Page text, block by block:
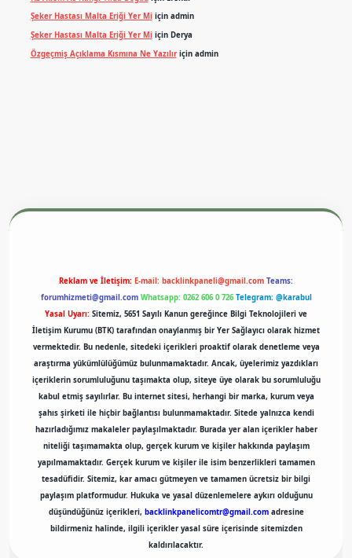
Şeker Hastası Malta Eriği Yer Miiçin admin
Şeker Hastası Malta Eriği Yer Miiçin Derya
Özgeçmiş Açıklama Kısmına Ne Yazılıriçin admin
Reklam ve İletişim: E-mail: backlinkpaneli@gmail.com Teams:
forumhizmeti@gmail.com Whatsapp: 0262 606 0 726 Telegram: @karabul
Yasal Uyarı: Sitemiz, 5651 Sayılı Kanun gereğince Bilgi Teknolojileri ve
İletişim Kurumu (BTK) tarafından onaylanmış bir Yer Sağlayıcı olarak hizmet
vermektedir. Bu nedenle, sitedeki içerikleri proaktif olarak denetleme veya
araştırma yükümlülüğümüz bulunmamaktadır. Ancak, üyelerimiz yazdıkları
içeriklerin sorumluluğunu taşımakta olup, siteye üye olarak bu sorumluluğu
kabul etmiş sayılırlar. Bu internet sitesi, herhangi bir marka, kurum veya
şahıs şirketi ile hiçbir bağlantısı bulunmamaktadır. Sitede yalnızca kendi
hazırladığımız makaleler paylaşılmaktadır. Burada yer alan içerikler haber
niteliği taşımamakta olup, gerçek kurum ve kişiler hakkında paylaşım
yapılmamaktadır. Gerçek kurum ve kişiler ile isim benzerlikleri tamamen
tesadüfidir. Sitemiz, kar amacı gütmeyen ve tamamen ücretsiz bir bilgi
paylaşım platformudur. Hukuka ve yasal düzenlemelere aykırı olduğunu
düşündüğünüz içerikleri, backlinkpanelicomtr@gmail.comadresine
bildirmeniz halinde, ilgili içerikler yasal süre içerisinde sitemizden
kaldırılacaktır.